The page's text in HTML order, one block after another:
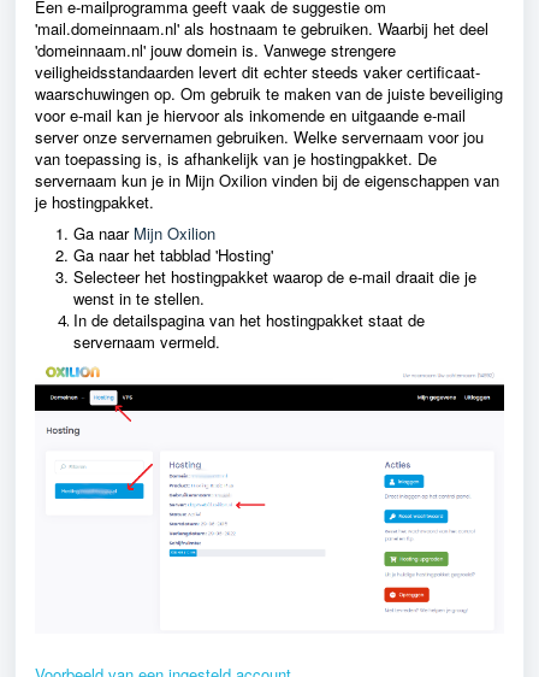
Een e-mailprogramma geeft vaak de suggestie om
'mail.domeinnaam.nl' als hostnaam te gebruiken. Waarbij het deel
'domeinnaam.nl' jouw domein is. Vanwege strengere
veiligheidsstandaarden levert dit echter steeds vaker certificaat-
waarschuwingen op. Om gebruik te maken van de juiste beveiliging
voor e-mail kan je hiervoor als inkomende en uitgaande e-mail
server onze servernamen gebruiken. Welke servernaam voor jou
van toepassing is, is afhankelijk van je hostingpakket. De
servernaam kun je in Mijn Oxilion vinden bij de eigenschappen van
je hostingpakket.
Ga naar Mijn Oxilion
Ga naar het tabblad 'Hosting'
Selecteer het hostingpakket waarop de e-mail draait die je
wenst in te stellen.
In de detailspagina van het hostingpakket staat de
servernaam vermeld.